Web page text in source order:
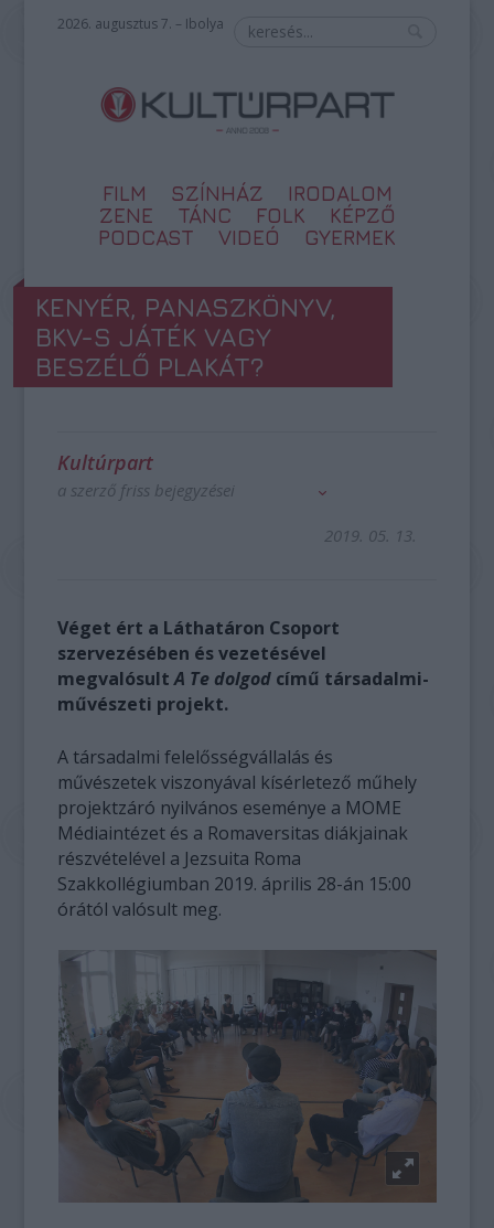
2026. augusztus 7. – Ibolya
FILM SZÍNHÁZ
IRODALOM
ZENE
TÁNC FOLK
KÉPZŐ
PODCAST
VIDEÓ GYERMEK
KENYÉR, PANASZKÖNYV,
BKV-S JÁTÉK VAGY
BESZÉLŐ PLAKÁT?
Kultúrpart
a szerző friss bejegyzései
2019. 05. 13.
Véget ért a Láthatáron Csoport
szervezésében és vezetésével
megvalósultA Te dolgod című társadalmi-
művészeti projekt.
A társadalmi felelősségvállalás és
művészetek viszonyával kísérletező műhely
projektzáró nyilvános eseménye a MOME
Médiaintézet és a Romaversitas diákjainak
részvételével a Jezsuita Roma
Szakkollégiumban 2019. április 28-án 15:00
órától valósult meg.